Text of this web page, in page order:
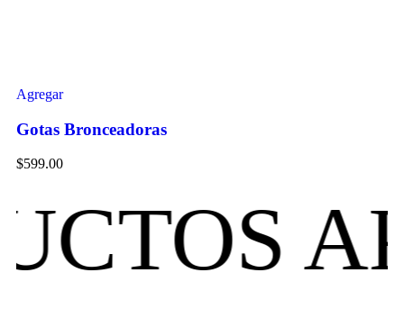
Agregar
Gotas Bronceadoras
$599.00